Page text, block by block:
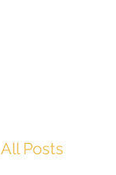
All Posts